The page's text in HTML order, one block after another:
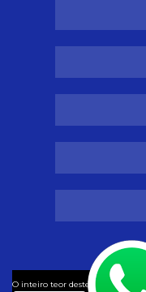
O inteiro teor deste site está